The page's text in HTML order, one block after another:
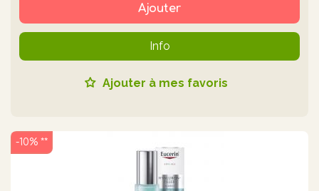
Ajouter
Info
Ajouter à mes favoris
-10% **